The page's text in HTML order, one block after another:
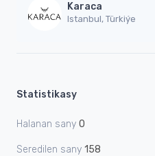
Karaca
Istanbul, Türkiýe
Statistikasy
Halanan sany 0
Seredilen sany 158